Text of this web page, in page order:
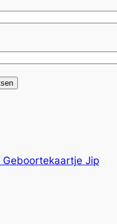
Geboortekaartje Jip